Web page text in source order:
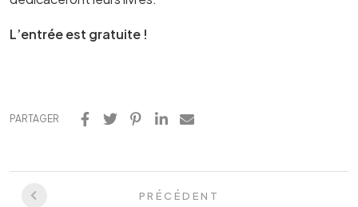
L’entrée est gratuite !
PARTAGER
PRÉCÉDENT